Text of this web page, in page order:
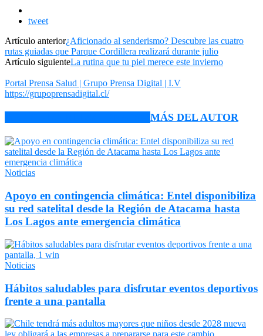
tweet
Artículo anterior¿Aficionado al senderismo? Descubre las cuatro
rutas guiadas que Parque Cordillera realizará durante julio
Artículo siguienteLa rutina que tu piel merece este invierno
Portal Prensa Salud | Grupo Prensa Digital | I.V
https://grupoprensadigital.cl/
MÁS DEL AUTOR
Noticias
Apoyo en contingencia climática: Entel disponibiliza
su red satelital desde la Región de Atacama hasta
Los Lagos ante emergencia climática
Noticias
Hábitos saludables para disfrutar eventos deportivos
frente a una pantalla